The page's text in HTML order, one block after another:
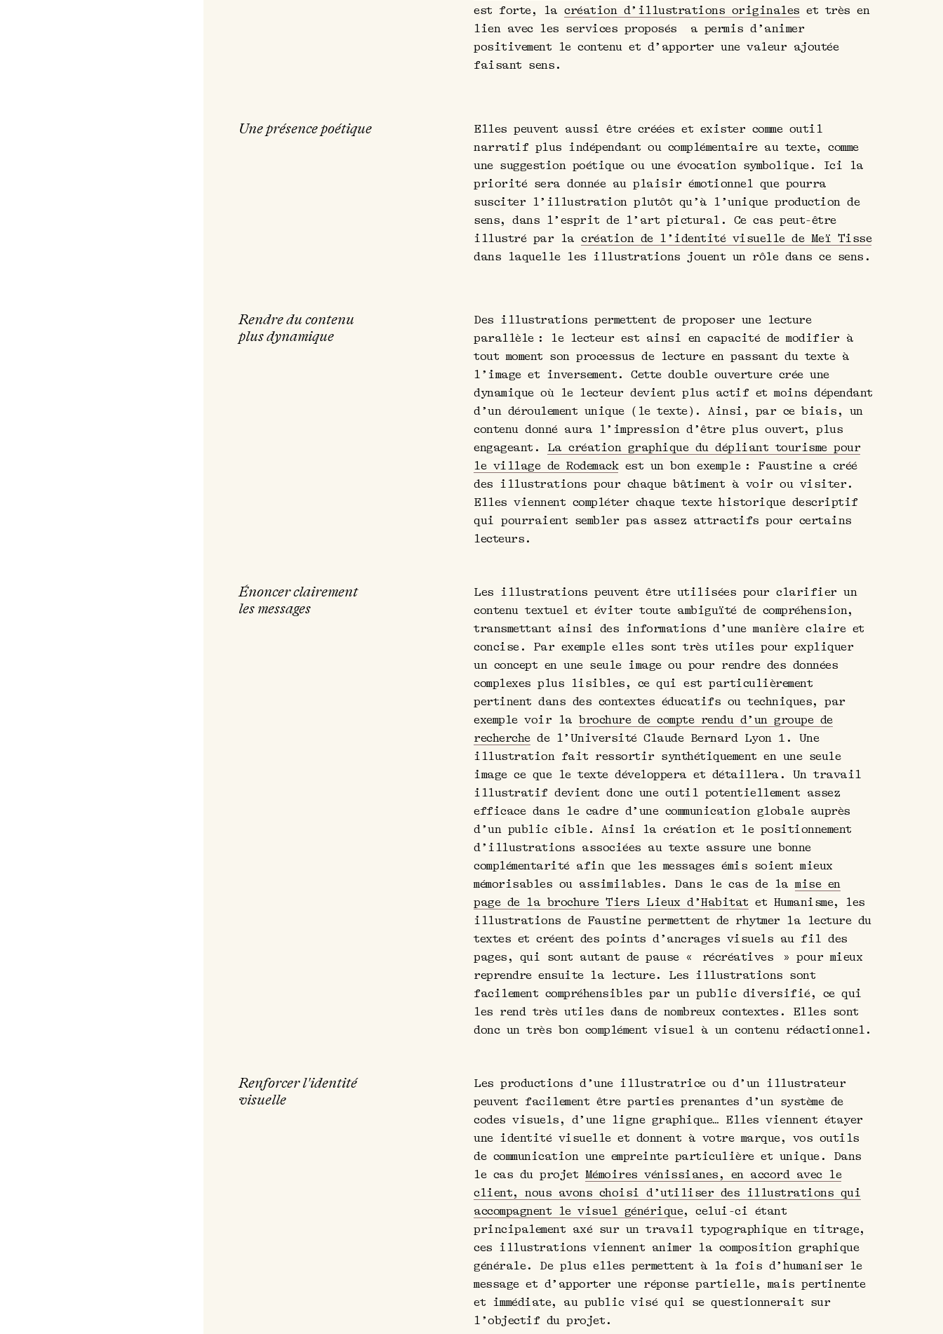
est forte, lacréation d’illustrations originales et très en
lien avec les services proposés a permis d’animer
positivement le contenu et d’apporter une valeur ajoutée
faisant sens.
Une présence poétique
Elles peuvent aussi être créées et exister comme outil
narratif plus indépendant ou complémentaire au texte, comme
une suggestion poétique ou une évocation symbolique. Ici la
priorité sera donnée au plaisir émotionnel que pourra
susciter l’illustration plutôt qu’à l’unique production de
sens, dans l’esprit de l’art pictural. Ce cas peut-être
illustré par lacréation de l’identité visuelle de Meï Tisse
dans laquelle les illustrations jouent un rôle dans ce sens.
Rendre du contenu
plus dynamique
Des illustrations permettent de proposer une lecture
parallèle : le lecteur est ainsi en capacité de modifier à
tout moment son processus de lecture en passant du texte à
l’image et inversement. Cette double ouverture crée une
dynamique où le lecteur devient plus actif et moins dépendant
d’un déroulement unique (le texte). Ainsi, par ce biais, un
contenu donné aura l’impression d’être plus ouvert, plus
engageant. La création graphique du dépliant tourisme pour
le village de Rodemackest un bon exemple : Faustine a créé
des illustrations pour chaque bâtiment à voir ou visiter.
Elles viennent compléter chaque texte historique descriptif
qui pourraient sembler pas assez attractifs pour certains
lecteurs.
Énoncer clairement
les messages
Les illustrations peuvent être utilisées pour clarifier un
contenu textuel et éviter toute ambiguïté de compréhension,
transmettant ainsi des informations d’une manière claire et
concise. Par exemple elles sont très utiles pour expliquer
un concept en une seule image ou pour rendre des données
complexes plus lisibles, ce qui est particulièrement
pertinent dans des contextes éducatifs ou techniques, par
exemple voir labrochure de compte rendu d’un groupe de
recherchede l’Université Claude Bernard Lyon 1. Une
illustration fait ressortir synthétiquement en une seule
image ce que le texte développera et détaillera. Un travail
illustratif devient donc une outil potentiellement assez
efficace dans le cadre d’une communication globale auprès
d’un public cible. Ainsi la création et le positionnement
d’illustrations associées au texte assure une bonne
complémentarité afin que les messages émis soient mieux
mémorisables ou assimilables. Dans le cas de lamise en
page de la brochure Tiers Lieux d’Habitat et Humanisme, les
illustrations de Faustine permettent de rhytmer la lecture du
textes et créent des points d’ancrages visuels au fil des
pages, qui sont autant de pause « récréatives » pour mieux
reprendre ensuite la lecture. Les illustrations sont
facilement compréhensibles par un public diversifié, ce qui
les rend très utiles dans de nombreux contextes. Elles sont
donc un très bon complément visuel à un contenu rédactionnel.
Renforcer l'identité
visuelle
Les productions d’une illustratrice ou d’un illustrateur
peuvent facilement être parties prenantes d’un système de
codes visuels, d’une ligne graphique… Elles viennent étayer
une identité visuelle et donnent à votre marque, vos outils
de communication une empreinte particulière et unique. Dans
le cas du projet Mémoires vénissianes, en accord avec le
client, nous avons choisi d’utiliser des illustrations qui
accompagnent le visuel générique, celui-ci étant
principalement axé sur un travail typographique en titrage,
ces illustrations viennent animer la composition graphique
générale. De plus elles permettent à la fois d’humaniser le
message et d’apporter une réponse partielle, mais pertinente
et immédiate, au public visé qui se questionnerait sur
l’objectif du projet.